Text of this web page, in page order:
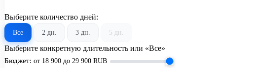
Выберите количество дней:
Все 2 дн. 3 дн. 5 дн.
Выберите конкретную длительность или «Все»
Бюджет: от 18 900 до 29 900 RUB